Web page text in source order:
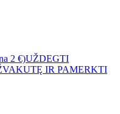
2 €)UŽDEGTI
IR PAMERKTI